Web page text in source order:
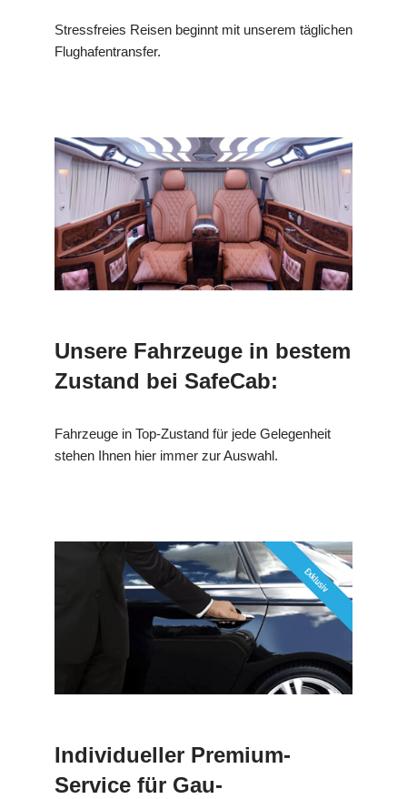
Stressfreies Reisen beginnt mit unserem täglichen
Flughafentransfer.
Unsere Fahrzeuge in bestem
Zustand bei SafeCab:
Fahrzeuge in Top-Zustand für jede Gelegenheit
stehen Ihnen hier immer zur Auswahl.
Individueller Premium-
Service für Gau-